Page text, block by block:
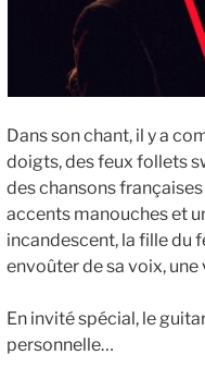
Dans son chant, il y a
doigts, des feux follets
des chansons
accents manouches et
incandescent, la fille du
envoûter de sa voix, une
En invité spécial, le
personnelle…